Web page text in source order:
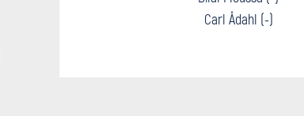
Carl Ådahl (-)